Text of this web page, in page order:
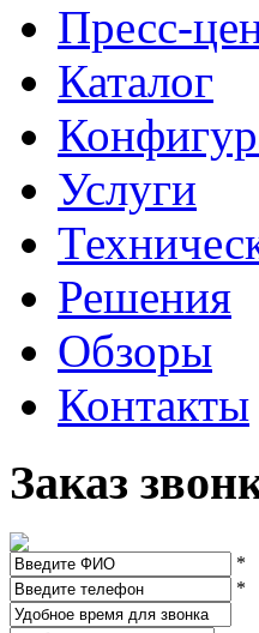
Пресс-
Каталог
Услуги
Решения
Обзоры
Контакты
Заказ
*
*